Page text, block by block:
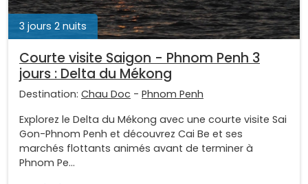
3 jours 2 nuits
Courte visite Saigon - Phnom Penh 3
jours : Delta du Mékong
Destination: Chau Doc - Phnom Penh
Explorez le Delta du Mékong avec une courte visite Sai
Gon-Phnom Penh et découvrez Cai Be et ses
marchés flottants animés avant de terminer à
Phnom Pe...